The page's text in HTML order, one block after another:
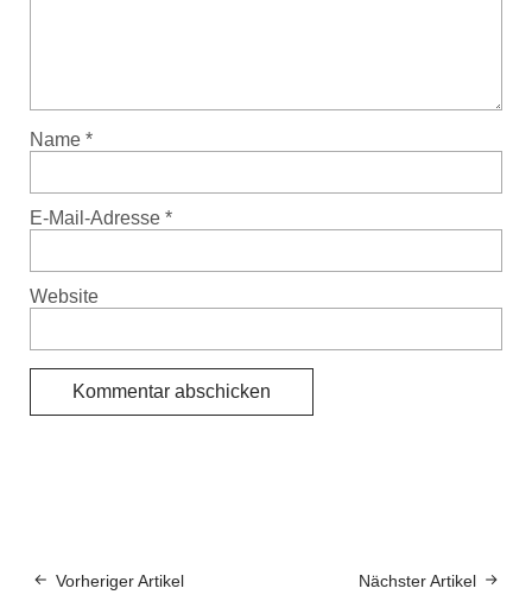
Name *
E-Mail-Adresse *
Website
Vorheriger Artikel Nächster Artikel